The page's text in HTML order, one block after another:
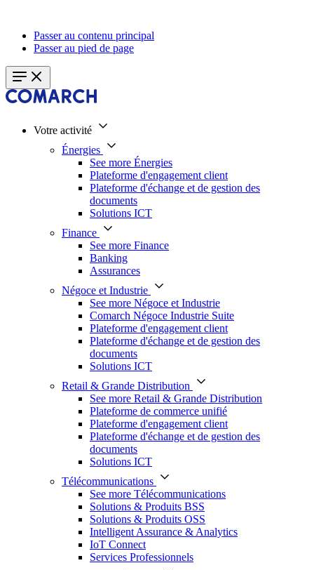
Passer au contenu principal
Passer au pied de page
Votre activité
Énergies
See more Énergies
Plateforme d'engagement client
Plateforme d'échange et de gestion des
documents
Solutions ICT
Finance
See more Finance
Banking
Assurances
Négoce et Industrie
See more Négoce et Industrie
Comarch Négoce Industrie Suite
Plateforme d'engagement client
Plateforme d'échange et de gestion des
documents
Solutions ICT
Retail & Grande Distribution
See more Retail & Grande Distribution
Plateforme de commerce unifié
Plateforme d'engagement client
Plateforme d'échange et de gestion des
documents
Solutions ICT
Télécommunications
See more Télécommunications
Solutions & Produits BSS
Solutions & Produits OSS
Intelligent Assurance & Analytics
IoT Connect
Services Professionnels